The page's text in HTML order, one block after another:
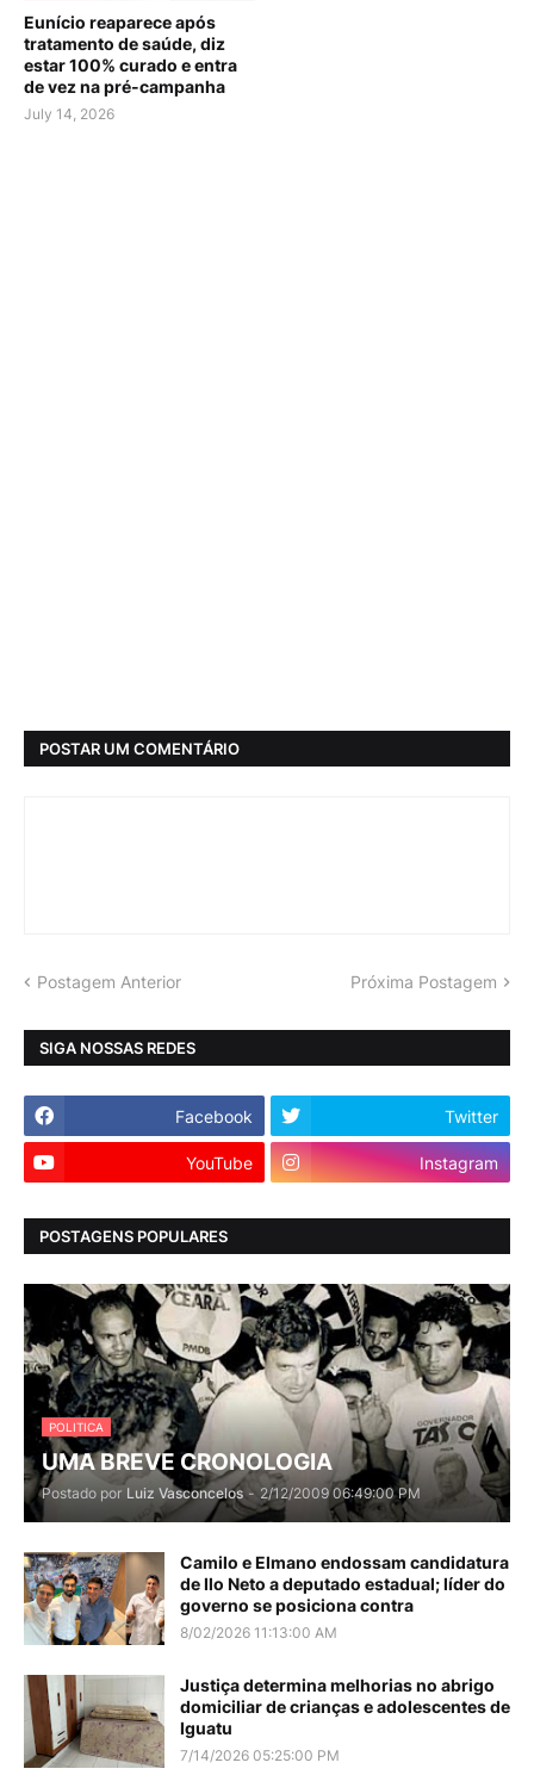
Eunício reaparece após
tratamento de saúde, diz
estar 100% curado e entra
de vez na pré-campanha
July 14, 2026
POSTAR UM COMENTÁRIO
Postagem Anterior Próxima Postagem
SIGA NOSSAS REDES
Facebook Twitter
YouTube Instagram
POSTAGENS POPULARES
POLITICA
UMA BREVE CRONOLOGIA
Postado por Luiz Vasconcelos - 2/12/2009 06:49:00 PM
Camilo e Elmano endossam candidatura
de Ilo Neto a deputado estadual; líder do
governo se posiciona contra
8/02/2026 11:13:00 AM
Justiça determina melhorias no abrigo
domiciliar de crianças e adolescentes de
Iguatu
7/14/2026 05:25:00 PM